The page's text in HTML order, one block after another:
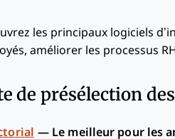
les principaux logiciels
améliorer les processus
de présélection
— Le meilleur pour les